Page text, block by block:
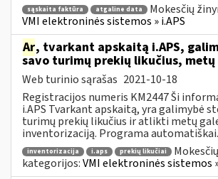
sąskaita faktūra atgaline data
Mokesčių
VMI elektroninės sistemos » i.APS
Ar, tvarkant apskaitą i.APS,
savo turimų prekių likučius, metų
Web turinio sąrašas 2021-10-18
Registracijos numeris KM2447 Ši
i.APS Tvarkant apskaitą, yra galimybė
turimų prekių likučius ir atlikti metų
inventorizaciją. Programa
inventorizacija i.aps prekių likučiai
kategorijos:VMI elektroninės sistemos